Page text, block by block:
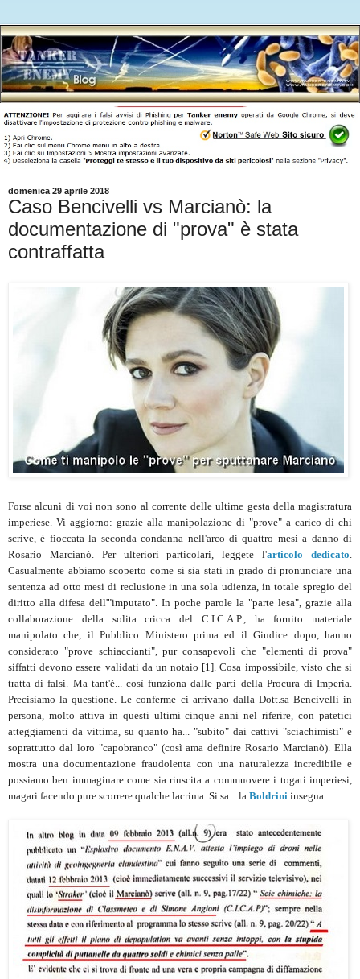
domenica 29 aprile 2018
Caso Bencivelli vs Marcianò: la
documentazione di "prova" è stata
contraffatta
Forse alcuni di voi non sono al corrente delle ultime gesta della magistratura
imperiese. Vi aggiorno: grazie alla manipolazione di "prove" a carico di chi
scrive, è fioccata la seconda condanna nell'arco di quattro mesi a danno di
Rosario Marcianò. Per ulteriori particolari, leggete l'articolo dedicato
Casualmente abbiamo scoperto come si sia stati in grado di pronunciare una
sentenza ad otto mesi di reclusione in una sola udienza, in totale spregio del
diritto alla difesa dell'"imputato". In poche parole la "parte lesa", grazie alla
collaborazione della solita cricca del C.I.C.A.P., ha fornito materiale
manipolato che, il Pubblico Ministero prima ed il Giudice dopo, hanno
considerato "prove schiaccianti", pur consapevoli che "elementi di prova"
siffatti devono essere validati da un notaio [1]. Cosa impossibile, visto che si
tratta di falsi. Ma tant'è... così funziona dalle parti della Procura di Imperia.
Precisiamo la questione. Le conferme ci arrivano dalla Dott.sa Bencivelli in
persona, molto attiva in questi ultimi cinque anni nel riferire, con patetici
atteggiamenti da vittima, su quanto ha... "subito" dai cattivi "sciachimisti" e
soprattutto dal loro "capobranco" (così ama definire Rosario Marcianò). Ella
mostra una documentazione fraudolenta con una naturalezza incredibile e
possiamo ben immaginare come sia riuscita a commuovere i togati imperiesi,
magari facendo pure scorrere qualche lacrima. Si sa... la Boldrini insegna.